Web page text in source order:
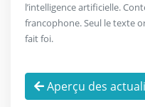
l’intelligence artificielle.
francophone. Seul le texte
fait foi.
Aperçu des